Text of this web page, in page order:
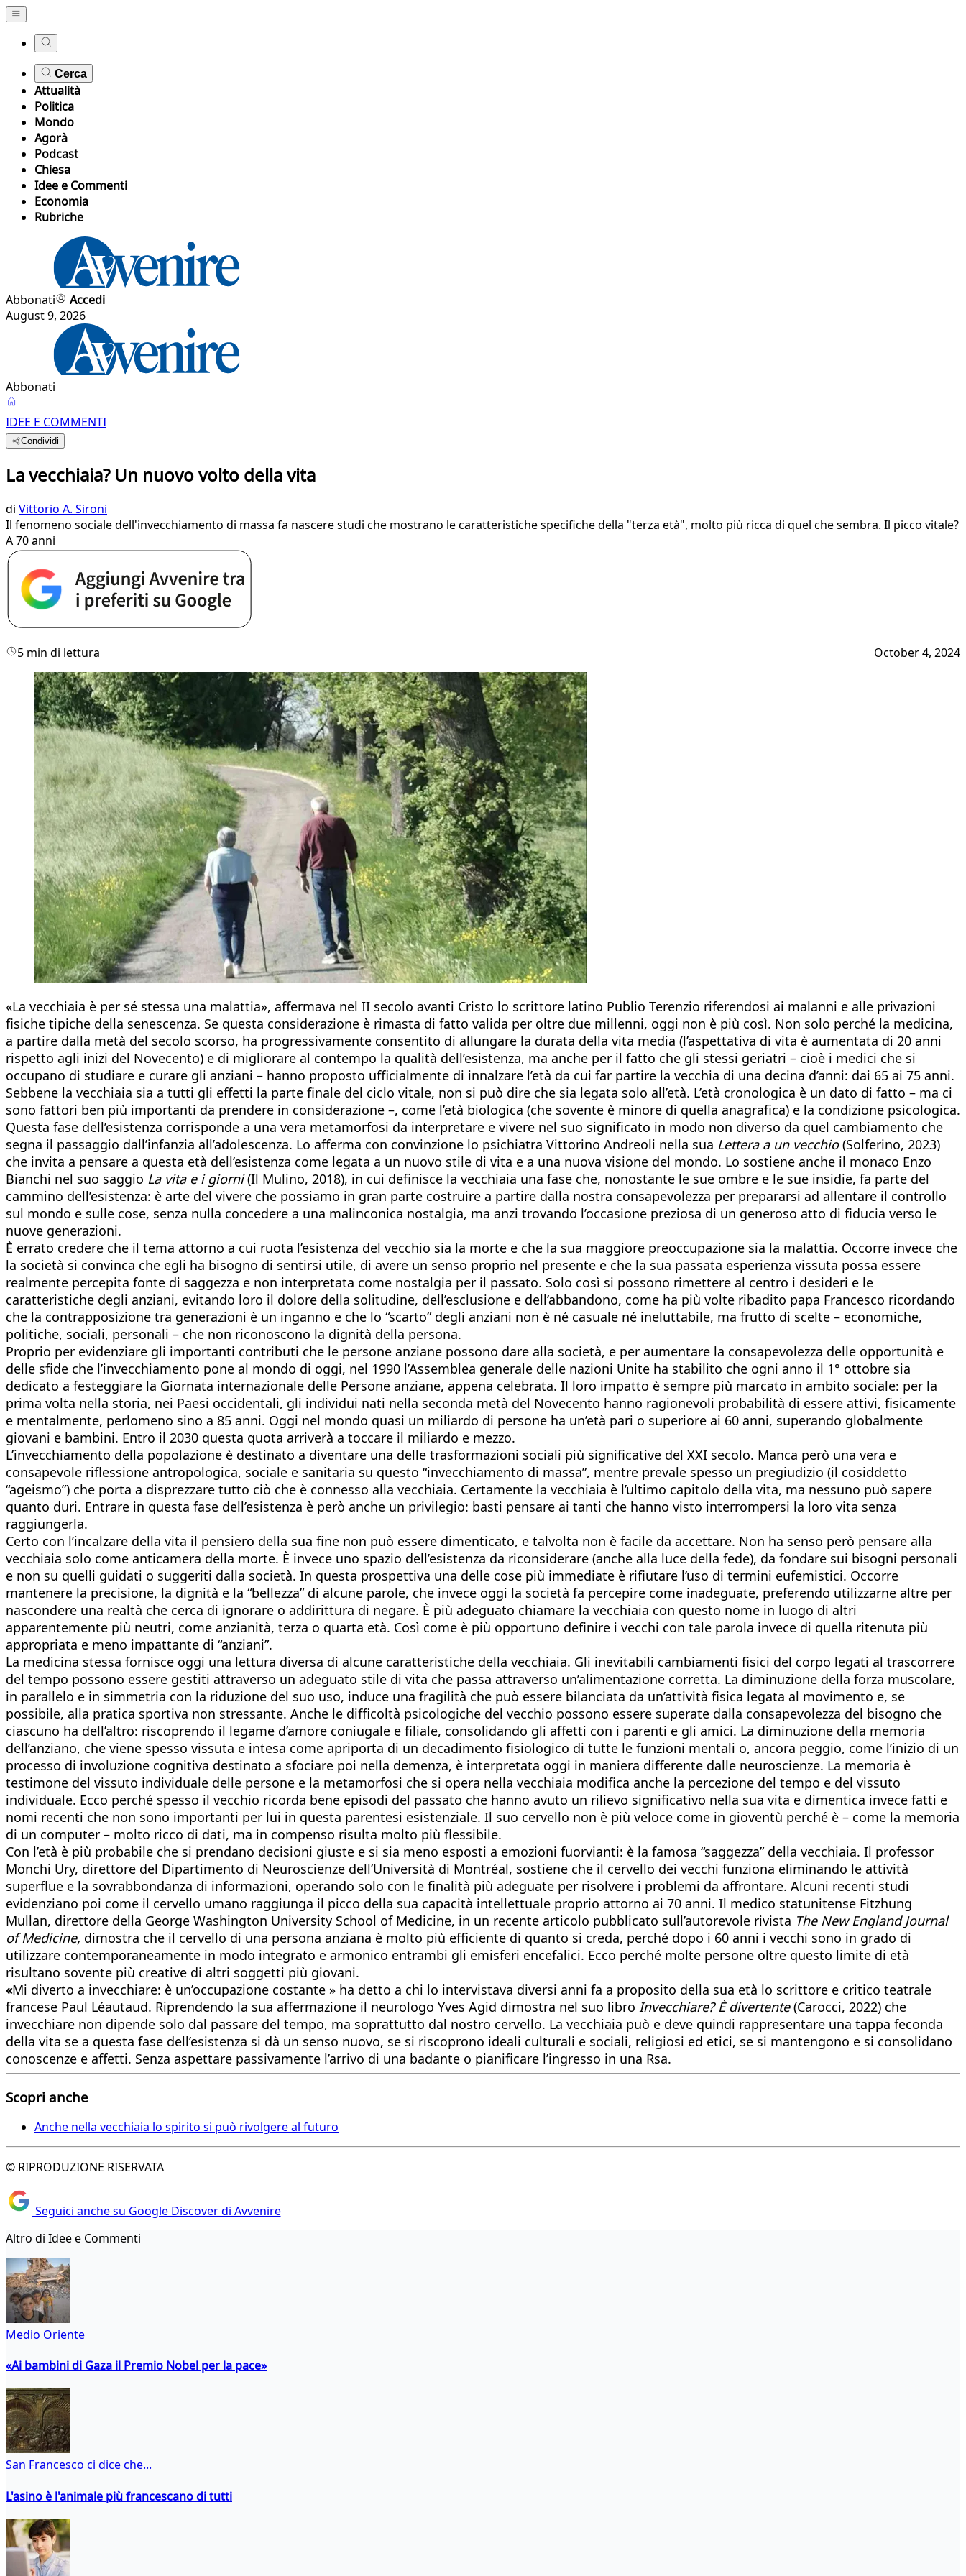
Cerca
Attualità
Politica
Mondo
Agorà
Podcast
Chiesa
Idee e Commenti
Economia
Rubriche
Abbonati
Accedi
August 9, 2026
Abbonati
IDEE E COMMENTI
Condividi
La vecchiaia? Un nuovo volto della vita
di Vittorio A. Sironi
Il fenomeno sociale dell'invecchiamento di massa fa nascere studi che mostrano le caratteristiche specifiche della "terza età", molto più ricca di quel che sembra. Il picco vitale?
A 70 anni
5 min di lettura October 4, 2024
«La vecchiaia è per sé stessa una malattia», affermava nel II secolo avanti Cristo lo scrittore latino Publio Terenzio riferendosi ai malanni e alle privazioni
fisiche tipiche della senescenza. Se questa considerazione è rimasta di fatto valida per oltre due millenni, oggi non è più così. Non solo perché la medicina,
a partire dalla metà del secolo scorso, ha progressivamente consentito di allungare la durata della vita media (l’aspettativa di vita è aumentata di 20 anni
rispetto agli inizi del Novecento) e di migliorare al contempo la qualità dell’esistenza, ma anche per il fatto che gli stessi geriatri – cioè i medici che si
occupano di studiare e curare gli anziani – hanno proposto ufficialmente di innalzare l’età da cui far partire la vecchia di una decina d’anni: dai 65 ai 75 anni.
Sebbene la vecchiaia sia a tutti gli effetti la parte finale del ciclo vitale, non si può dire che sia legata solo all’età. L’età cronologica è un dato di fatto – ma ci
sono fattori ben più importanti da prendere in considerazione –, come l’età biologica (che sovente è minore di quella anagrafica) e la condizione psicologica.
Questa fase dell’esistenza corrisponde a una vera metamorfosi da interpretare e vivere nel suo significato in modo non diverso da quel cambiamento che
segna il passaggio dall’infanzia all’adolescenza. Lo afferma con convinzione lo psichiatra Vittorino Andreoli nella sua Lettera a un vecchio(Solferino, 2023)
che invita a pensare a questa età dell’esistenza come legata a un nuovo stile di vita e a una nuova visione del mondo. Lo sostiene anche il monaco Enzo
Bianchi nel suo saggio La vita e i giorni(Il Mulino, 2018), in cui definisce la vecchiaia una fase che, nonostante le sue ombre e le sue insidie, fa parte del
cammino dell’esistenza: è arte del vivere che possiamo in gran parte costruire a partire dalla nostra consapevolezza per prepararsi ad allentare il controllo
sul mondo e sulle cose, senza nulla concedere a una malinconica nostalgia, ma anzi trovando l’occasione preziosa di un generoso atto di fiducia verso le
nuove generazioni.
È errato credere che il tema attorno a cui ruota l’esistenza del vecchio sia la morte e che la sua maggiore preoccupazione sia la malattia. Occorre invece che
la società si convinca che egli ha bisogno di sentirsi utile, di avere un senso proprio nel presente e che la sua passata esperienza vissuta possa essere
realmente percepita fonte di saggezza e non interpretata come nostalgia per il passato. Solo così si possono rimettere al centro i desideri e le
caratteristiche degli anziani, evitando loro il dolore della solitudine, dell’esclusione e dell’abbandono, come ha più volte ribadito papa Francesco ricordando
che la contrapposizione tra generazioni è un inganno e che lo “scarto” degli anziani non è né casuale né ineluttabile, ma frutto di scelte – economiche,
politiche, sociali, personali – che non riconoscono la dignità della persona.
Proprio per evidenziare gli importanti contributi che le persone anziane possono dare alla società, e per aumentare la consapevolezza delle opportunità e
delle sfide che l’invecchiamento pone al mondo di oggi, nel 1990 l’Assemblea generale delle nazioni Unite ha stabilito che ogni anno il 1° ottobre sia
dedicato a festeggiare la Giornata internazionale delle Persone anziane, appena celebrata. Il loro impatto è sempre più marcato in ambito sociale: per la
prima volta nella storia, nei Paesi occidentali, gli individui nati nella seconda metà del Novecento hanno ragionevoli probabilità di essere attivi, fisicamente
e mentalmente, perlomeno sino a 85 anni. Oggi nel mondo quasi un miliardo di persone ha un’età pari o superiore ai 60 anni, superando globalmente
giovani e bambini. Entro il 2030 questa quota arriverà a toccare il miliardo e mezzo.
L’invecchiamento della popolazione è destinato a diventare una delle trasformazioni sociali più significative del XXI secolo. Manca però una vera e
consapevole riflessione antropologica, sociale e sanitaria su questo “invecchiamento di massa”, mentre prevale spesso un pregiudizio (il cosiddetto
“ageismo”) che porta a disprezzare tutto ciò che è connesso alla vecchiaia. Certamente la vecchiaia è l’ultimo capitolo della vita, ma nessuno può sapere
quanto duri. Entrare in questa fase dell’esistenza è però anche un privilegio: basti pensare ai tanti che hanno visto interrompersi la loro vita senza
raggiungerla.
Certo con l’incalzare della vita il pensiero della sua fine non può essere dimenticato, e talvolta non è facile da accettare. Non ha senso però pensare alla
vecchiaia solo come anticamera della morte. È invece uno spazio dell’esistenza da riconsiderare (anche alla luce della fede), da fondare sui bisogni personali
e non su quelli guidati o suggeriti dalla società. In questa prospettiva una delle cose più immediate è rifiutare l’uso di termini eufemistici. Occorre
mantenere la precisione, la dignità e la “bellezza” di alcune parole, che invece oggi la società fa percepire come inadeguate, preferendo utilizzarne altre per
nascondere una realtà che cerca di ignorare o addirittura di negare. È più adeguato chiamare la vecchiaia con questo nome in luogo di altri
apparentemente più neutri, come anzianità, terza o quarta età. Così come è più opportuno definire i vecchi con tale parola invece di quella ritenuta più
appropriata e meno impattante di “anziani”.
La medicina stessa fornisce oggi una lettura diversa di alcune caratteristiche della vecchiaia. Gli inevitabili cambiamenti fisici del corpo legati al trascorrere
del tempo possono essere gestiti attraverso un adeguato stile di vita che passa attraverso un’alimentazione corretta. La diminuzione della forza muscolare,
in parallelo e in simmetria con la riduzione del suo uso, induce una fragilità che può essere bilanciata da un’attività fisica legata al movimento e, se
possibile, alla pratica sportiva non stressante. Anche le difficoltà psicologiche del vecchio possono essere superate dalla consapevolezza del bisogno che
ciascuno ha dell’altro: riscoprendo il legame d’amore coniugale e filiale, consolidando gli affetti con i parenti e gli amici. La diminuzione della memoria
dell’anziano, che viene spesso vissuta e intesa come apriporta di un decadimento fisiologico di tutte le funzioni mentali o, ancora peggio, come l’inizio di un
processo di involuzione cognitiva destinato a sfociare poi nella demenza, è interpretata oggi in maniera differente dalle neuroscienze. La memoria è
testimone del vissuto individuale delle persone e la metamorfosi che si opera nella vecchiaia modifica anche la percezione del tempo e del vissuto
individuale. Ecco perché spesso il vecchio ricorda bene episodi del passato che hanno avuto un rilievo significativo nella sua vita e dimentica invece fatti e
nomi recenti che non sono importanti per lui in questa parentesi esistenziale. Il suo cervello non è più veloce come in gioventù perché è – come la memoria
di un computer – molto ricco di dati, ma in compenso risulta molto più flessibile.
Con l’età è più probabile che si prendano decisioni giuste e si sia meno esposti a emozioni fuorvianti: è la famosa “saggezza” della vecchiaia. Il professor
Monchi Ury, direttore del Dipartimento di Neuroscienze dell’Università di Montréal, sostiene che il cervello dei vecchi funziona eliminando le attività
superflue e la sovrabbondanza di informazioni, operando solo con le finalità più adeguate per risolvere i problemi da affrontare. Alcuni recenti studi
evidenziano poi come il cervello umano raggiunga il picco della sua capacità intellettuale proprio attorno ai 70 anni. Il medico statunitense Fitzhung
Mullan, direttore della George Washington University School of Medicine, in un recente articolo pubblicato sull’autorevole rivista The New England Journal
of Medicine, dimostra che il cervello di una persona anziana è molto più efficiente di quanto si creda, perché dopo i 60 anni i vecchi sono in grado di
utilizzare contemporaneamente in modo integrato e armonico entrambi gli emisferi encefalici. Ecco perché molte persone oltre questo limite di età
risultano sovente più creative di altri soggetti più giovani.
«Mi diverto a invecchiare: è un’occupazione costante » ha detto a chi lo intervistava diversi anni fa a proposito della sua età lo scrittore e critico teatrale
francese Paul Léautaud. Riprendendo la sua affermazione il neurologo Yves Agid dimostra nel suo libro Invecchiare? È divertente(Carocci, 2022) che
invecchiare non dipende solo dal passare del tempo, ma soprattutto dal nostro cervello. La vecchiaia può e deve quindi rappresentare una tappa feconda
della vita se a questa fase dell’esistenza si dà un senso nuovo, se si riscoprono ideali culturali e sociali, religiosi ed etici, se si mantengono e si consolidano
conoscenze e affetti. Senza aspettare passivamente l’arrivo di una badante o pianificare l’ingresso in una Rsa.
Scopri anche
Anche nella vecchiaia lo spirito si può rivolgere al futuro
© RIPRODUZIONE RISERVATA
Seguici anche su Google Discover di Avvenire
Altro di Idee e Commenti
Medio Oriente
«Ai bambini di Gaza il Premio Nobel per la pace»
San Francesco ci dice che...
L'asino è l'animale più francescano di tutti